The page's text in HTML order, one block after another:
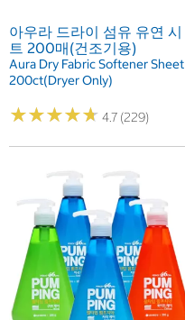
아우라 드라이 섬유 유연 시
트 200매(건조기용)
Aura Dry Fabric Softener Sheet
200ct(Dryer Only)
★★★★★
★★★★★ 4.7 (229)